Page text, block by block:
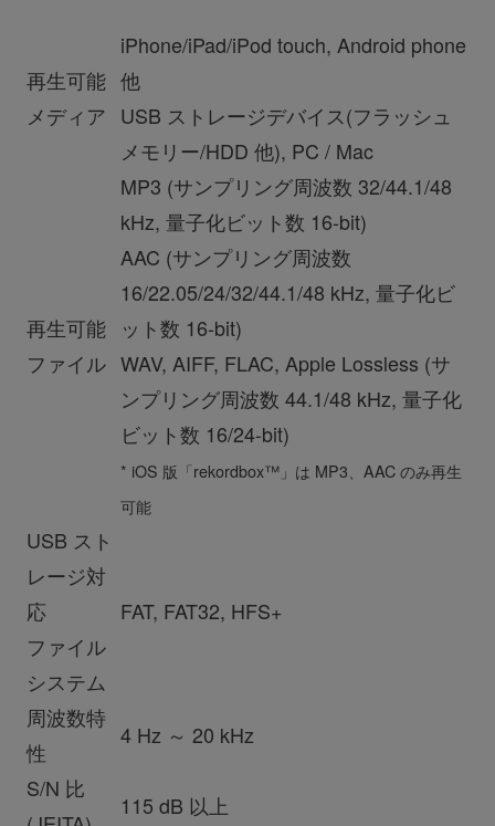
再生可能
メディア
iPhone/iPad/iPod touch, Android phone
他
USB ストレージデバイス(フラッシュ
メモリー/HDD 他), PC / Mac
再生可能
ファイル
MP3 (サンプリング周波数 32/44.1/48
kHz, 量子化ビット数 16-bit)
AAC (サンプリング周波数
16/22.05/24/32/44.1/48 kHz, 量子化ビ
ット数 16-bit)
WAV, AIFF, FLAC, Apple Lossless (サ
ンプリング周波数 44.1/48 kHz, 量子化
ビット数 16/24-bit)
* iOS 版「rekordbox™」は MP3、AAC のみ再生
可能
USB スト
レージ対
応
ファイル
システム
FAT, FAT32, HFS+
周波数特
性
4 Hz ～ 20 kHz
S/N 比
115 dB 以上